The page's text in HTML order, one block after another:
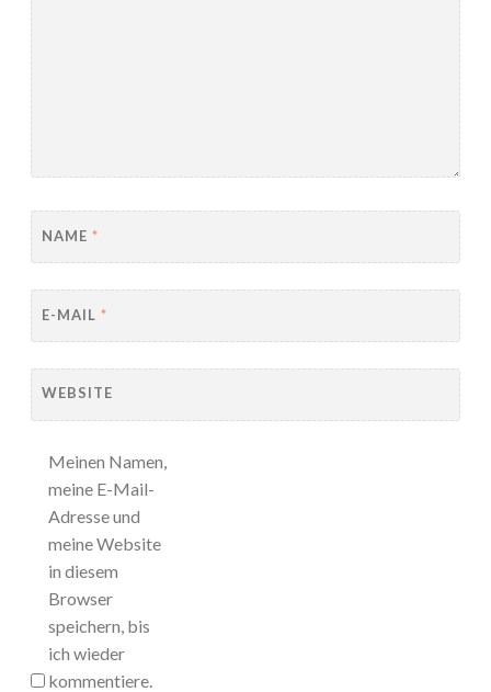
NAME *
E-MAIL *
WEBSITE
Meinen Namen,
meine E-Mail-
Adresse und
meine Website
in diesem
Browser
speichern, bis
ich wieder
kommentiere.